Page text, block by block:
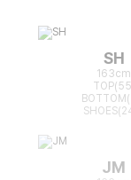
SH
163cm
JM